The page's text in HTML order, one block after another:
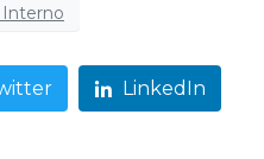
LinkedIn